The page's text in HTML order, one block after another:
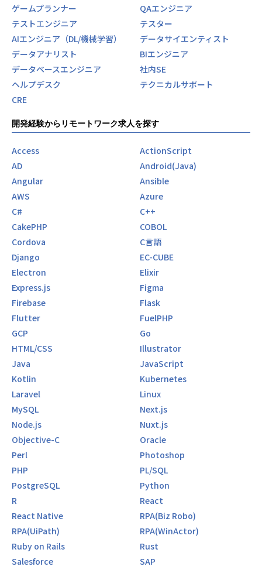
ゲームプランナー
QAエンジニア
テストエンジニア
テスター
AIエンジニア（DL/機械学習）
データサイエンティスト
データアナリスト
BIエンジニア
データベースエンジニア
社内SE
ヘルプデスク
テクニカルサポート
CRE
開発経験からリモートワーク求人を探す
Access
ActionScript
AD
Android(Java)
Angular
Ansible
AWS
Azure
C#
C++
CakePHP
COBOL
Cordova
C言語
Django
EC-CUBE
Electron
Elixir
Express.js
Figma
Firebase
Flask
Flutter
FuelPHP
GCP
Go
HTML/CSS
Illustrator
Java
JavaScript
Kotlin
Kubernetes
Laravel
Linux
MySQL
Next.js
Node.js
Nuxt.js
Objective-C
Oracle
Perl
Photoshop
PHP
PL/SQL
PostgreSQL
Python
R
React
React Native
RPA(Biz Robo)
RPA(UiPath)
RPA(WinActor)
Ruby on Rails
Rust
Salesforce
SAP